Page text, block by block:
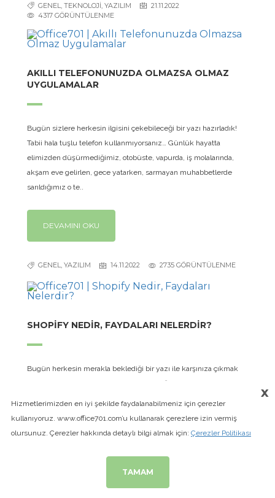
GENEL, TEKNOLOJİ, YAZILIM
21.11.2022
4317 GÖRÜNTÜLENME
AKILLI TELEFONUNUZDA OLMAZSA OLMAZ
UYGULAMALAR
Bugün sizlere herkesin ilgisini çekebileceği bir yazı hazırladık!
Tabii hala tuşlu telefon kullanmıyorsanız… Günlük hayatta
elimizden düşürmediğimiz, otobüste, vapurda, iş molalarında,
akşam eve gelirlen, gece yatarken, sarmayan muhabbetlerde
sarıldığımız o te..
DEVAMINI OKU
GENEL, YAZILIM 14.11.2022 2735 GÖRÜNTÜLENME
SHOPIFY NEDIR, FAYDALARI NELERDIR?
Bugün herkesin merakla beklediği bir yazı ile karşınıza çıkmak
istedik. Herkesin kolaylıkla kullanabileceği birçok faydası olan
x
Hizmetlerimizden en iyi şekilde faydalanabilmeniz için çerezler
kullanıyoruz. www.office701.com’u kullanarak çerezlere izin vermiş
olursunuz. Çerezler hakkında detaylı bilgi almak için: Çerezler Politikası
TAMAM